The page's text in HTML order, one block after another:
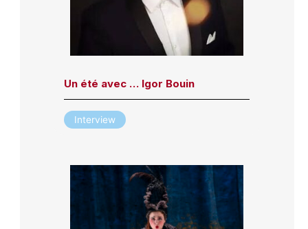
Un été avec … Igor Bouin
Interview